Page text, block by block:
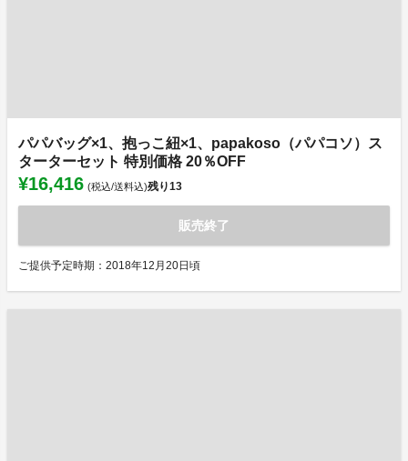
パパバッグ×1、抱っこ紐×1、papakoso（パパコソ）ス
ターターセット 特別価格 20％OFF
¥16,416 (税込/送料込)残り13
販売終了
ご提供予定時期：2018年12月20日頃